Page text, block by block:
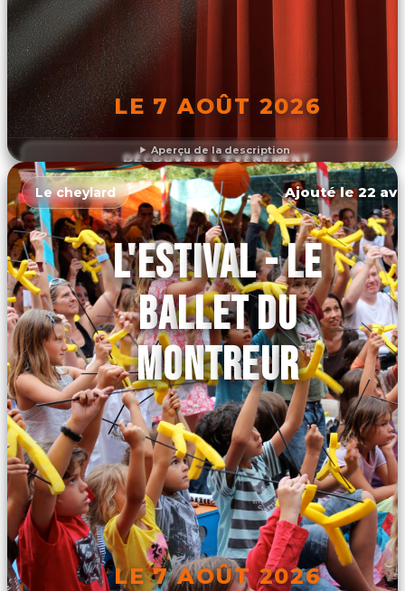
Aperçu de la description
LE 7 AOÛT 2026
DÉCOUVRIR L'ÉVÉNEMENT
Le cheylard Ajouté le 22
L'ESTIVAL - LE
BALLET DU
MONTREUR
LE 7 AOÛT 2026